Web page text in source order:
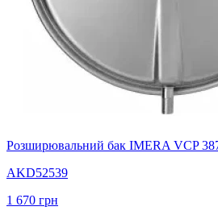
Розширювальний бак IMERA VCP
AKD52539
1 670 грн